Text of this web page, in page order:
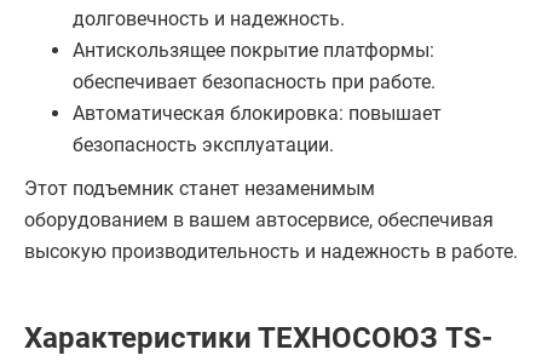
долговечность и надежность.
Антискользящее покрытие платформы:
обеспечивает безопасность при работе.
Автоматическая блокировка: повышает
безопасность эксплуатации.
Этот подъемник станет незаменимым
оборудованием в вашем автосервисе, обеспечивая
высокую производительность и надежность в работе.
Характеристики ТЕХНОСОЮЗ TS-